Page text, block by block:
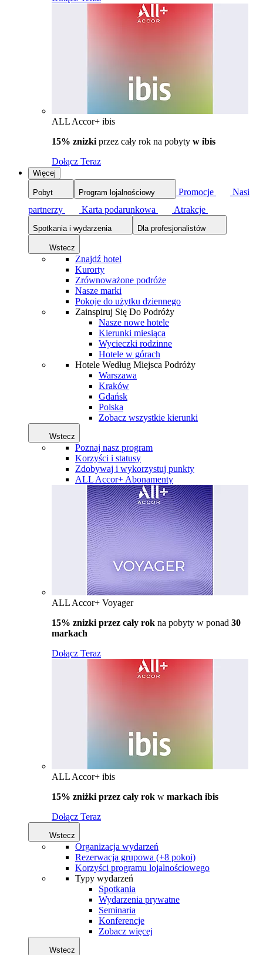
ALL Accor+ ibis
15% znizki przez cały rok na pobyty w ibis
Dołącz Teraz
Więcej
Pobyt Program lojalnościowy Promocje
Nasi
partnerzy
Karta podarunkowa Atrakcje
Spotkania i wydarzenia Dla profesjonalistów
Wstecz
Znajdź hotel
Kurorty
Zrównoważone podróże
Nasze marki
Pokoje do użytku dziennego
Zainspiruj Się Do Podróży
Nasze nowe hotele
Kierunki miesiąca
Wycieczki rodzinne
Hotele w górach
Hotele Według Miejsca Podróży
Warszawa
Kraków
Gdańsk
Polska
Zobacz wszystkie kierunki
Wstecz
Poznaj nasz program
Korzyści i statusy
Zdobywaj i wykorzystuj punkty
ALL Accor+ Abonamenty
ALL Accor+ Voyager
15% znizki przez cały rok na pobyty w ponad 30
markach
Dołącz Teraz
ALL Accor+ ibis
15% zniżki przez cały rok w markach ibis
Dołącz Teraz
Wstecz
Organizacja wydarzeń
Rezerwacja grupowa (+8 pokoi)
Korzyści programu lojalnościowego
Typy wydarzeń
Spotkania
Wydarzenia prywatne
Seminaria
Konferencje
Zobacz więcej
Wstecz